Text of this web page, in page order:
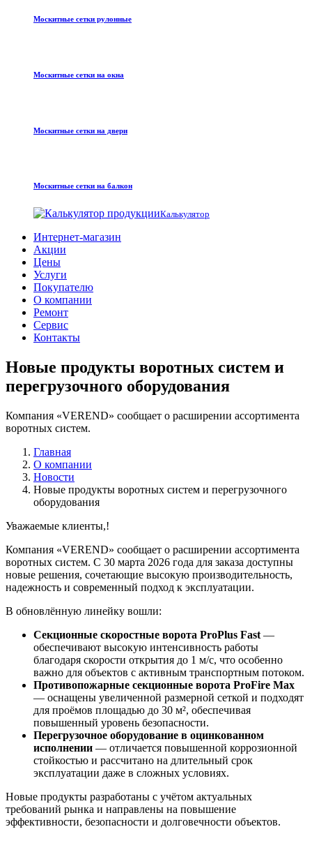
Москитные сетки рулонные
Москитные сетки на окна
Москитные сетки на двери
Москитные сетки на балкон
Калькулятор
Интернет-магазин
Акции
Цены
Услуги
Покупателю
О компании
Ремонт
Сервис
Контакты
Новые продукты воротных систем и
перегрузочного оборудования
Компания «VEREND» сообщает о расширении ассортимента
воротных систем.
Главная
О компании
Новости
Новые продукты воротных систем и перегрузочного
оборудования
Уважаемые клиенты,!
Компания «VEREND» сообщает о расширении ассортимента
воротных систем. С 30 марта 2026 года для заказа доступны
новые решения, сочетающие высокую производительность,
надежность и современный подход к эксплуатации.
В обновлённую линейку вошли:
Секционные скоростные ворота ProPlus Fast —
обеспечивают высокую интенсивность работы
благодаря скорости открытия до 1 м/с, что особенно
важно для объектов с активным транспортным потоком.
Противопожарные секционные ворота ProFire Max
— оснащены увеличенной размерной сеткой и подходят
для проёмов площадью до 30 м², обеспечивая
повышенный уровень безопасности.
Перегрузочное оборудование в оцинкованном
исполнении — отличается повышенной коррозионной
стойкостью и рассчитано на длительный срок
эксплуатации даже в сложных условиях.
Новые продукты разработаны с учётом актуальных
требований рынка и направлены на повышение
эффективности, безопасности и долговечности объектов.